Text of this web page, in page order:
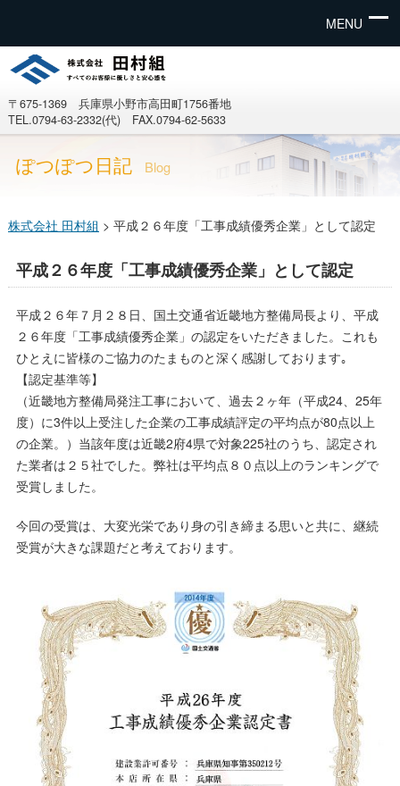
MENU
〒675-1369 兵庫県小野市高田町1756番地
TEL.0794-63-2332(代) FAX.0794-62-5633
ぽつぽつ日記 Blog
株式会社 田村組 > 平成２６年度「工事成績優秀企業」として認定
平成２６年度「工事成績優秀企業」として認定
平成２６年７月２８日、国土交通省近畿地方整備局長より、平成
２６年度「工事成績優秀企業」の認定をいただきました。これも
ひとえに皆様のご協力のたまものと深く感謝しております｡
【認定基準等】
（近畿地方整備局発注工事において、過去２ヶ年（平成24、25年
度）に3件以上受注した企業の工事成績評定の平均点が80点以上
の企業。）当該年度は近畿2府4県で対象225社のうち、認定され
た業者は２５社でした。弊社は平均点８０点以上のランキングで
受賞しました。
今回の受賞は、大変光栄であり身の引き締まる思いと共に、継続
受賞が大きな課題だと考えております。